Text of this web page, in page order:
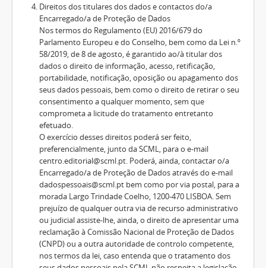
Direitos dos titulares dos dados e contactos do/a
Encarregado/a de Proteção de Dados
Nos termos do Regulamento (EU) 2016/679 do
Parlamento Europeu e do Conselho, bem como da Lei n.º
58/2019, de 8 de agosto, é garantido ao/à titular dos
dados o direito de informação, acesso, retificação,
portabilidade, notificação, oposição ou apagamento dos
seus dados pessoais, bem como o direito de retirar o seu
consentimento a qualquer momento, sem que
comprometa a licitude do tratamento entretanto
efetuado.
O exercício desses direitos poderá ser feito,
preferencialmente, junto da SCML, para o e-mail
centro.editorial@scml.pt. Poderá, ainda, contactar o/a
Encarregado/a de Proteção de Dados através do e-mail
dadospessoais@scml.pt bem como por via postal, para a
morada Largo Trindade Coelho, 1200-470 LISBOA. Sem
prejuízo de qualquer outra via de recurso administrativo
ou judicial assiste-lhe, ainda, o direito de apresentar uma
reclamação à Comissão Nacional de Proteção de Dados
(CNPD) ou a outra autoridade de controlo competente,
nos termos da lei, caso entenda que o tratamento dos